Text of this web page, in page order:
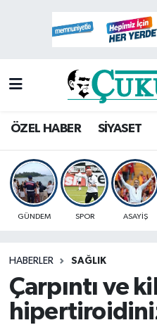
ÖZEL HABER SİYASET
GÜNDEM SPOR ASAYİŞ
HABERLER SAĞLIK
Çarpıntı ve
Mersin Hava Durumu
Mersin Namaz
Mersin Trafik
Süper Lig Puan
Haber Arşivi